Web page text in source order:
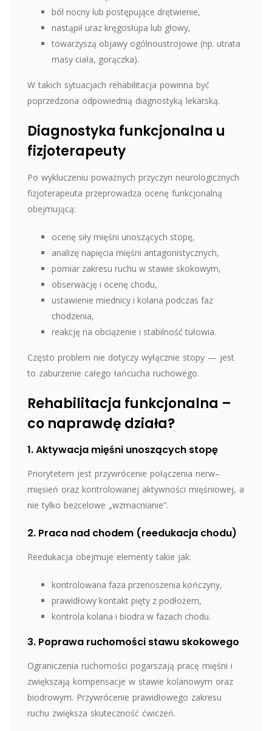
ból nocny lub postępujące drętwienie,
nastąpił uraz kręgosłupa lub głowy,
towarzyszą objawy ogólnoustrojowe (np. utrata
masy ciała, gorączka).
W takich sytuacjach rehabilitacja powinna być
poprzedzona odpowiednią diagnostyką lekarską.
Diagnostyka funkcjonalna u
fizjoterapeuty
Po wykluczeniu poważnych przyczyn neurologicznych
fizjoterapeuta przeprowadza ocenę funkcjonalną
obejmującą:
ocenę siły mięśni unoszących stopę,
analizę napięcia mięśni antagonistycznych,
pomiar zakresu ruchu w stawie skokowym,
obserwację i ocenę chodu,
ustawienie miednicy i kolana podczas faz
chodzenia,
reakcję na obciążenie i stabilność tułowia.
Często problem nie dotyczy wyłącznie stopy — jest
to zaburzenie całego łańcucha ruchowego.
Rehabilitacja funkcjonalna –
co naprawdę działa?
1. Aktywacja mięśni unoszących stopę
Priorytetem jest przywrócenie połączenia nerw–
mięsień oraz kontrolowanej aktywności mięśniowej, a
nie tylko bezcelowe „wzmacnianie”.
2. Praca nad chodem (reedukacja chodu)
Reedukacja obejmuje elementy takie jak:
kontrolowana faza przenoszenia kończyny,
prawidłowy kontakt pięty z podłożem,
kontrola kolana i biodra w fazach chodu.
3. Poprawa ruchomości stawu skokowego
Ograniczenia ruchomości pogarszają pracę mięśni i
zwiększają kompensacje w stawie kolanowym oraz
biodrowym. Przywrócenie prawidłowego zakresu
ruchu zwiększa skuteczność ćwiczeń.